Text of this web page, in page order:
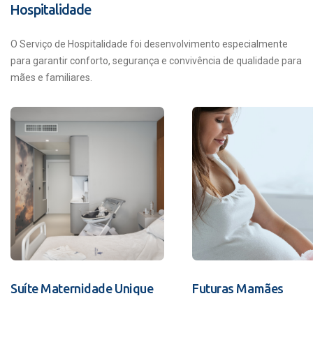
Hospitalidade
O Serviço de Hospitalidade foi desenvolvimento especialmente
para garantir conforto, segurança e convivência de qualidade para
mães e familiares.
Suíte Maternidade Unique Futuras Mamães